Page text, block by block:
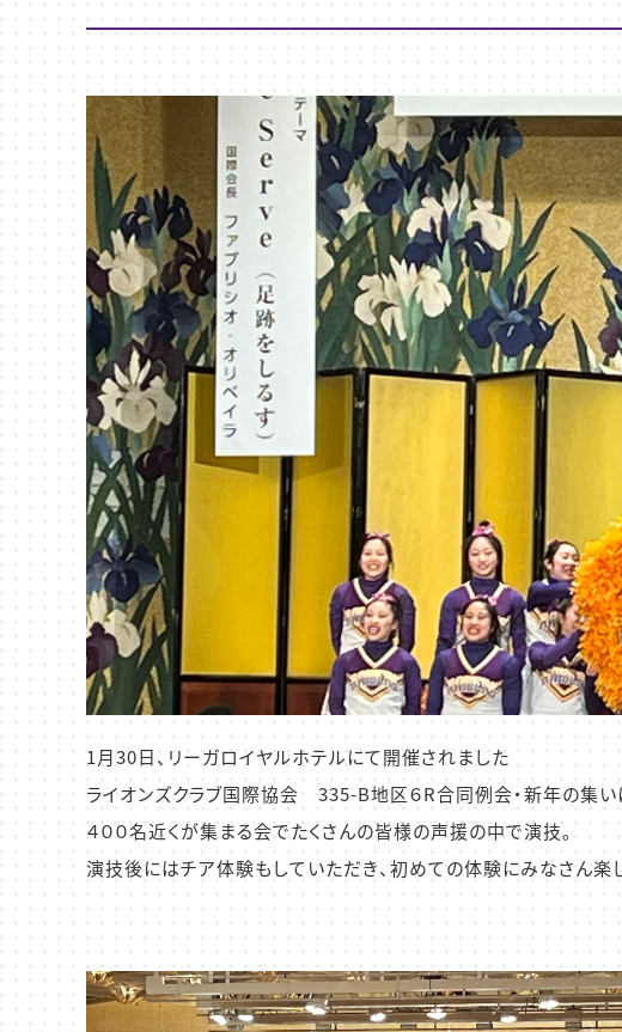
1月30日、リーガロイヤルホテルにて開催されました
ライオンズクラブ国際協会 335-B地区６R合同例会・新年の集い
４００名近くが集まる会でたくさんの皆様の声援の中で演技。
演技後にはチア体験もしていただき、初めての体験にみなさん楽